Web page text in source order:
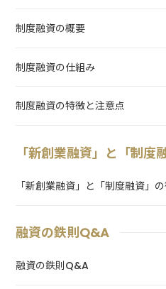
制度融資の概要
制度融資の仕組み
制度融資の特徴と注意点
「新創業融資」と「制度
「新創業融資」と「制度融資」
融資の鉄則Q&A
融資の鉄則Q&A